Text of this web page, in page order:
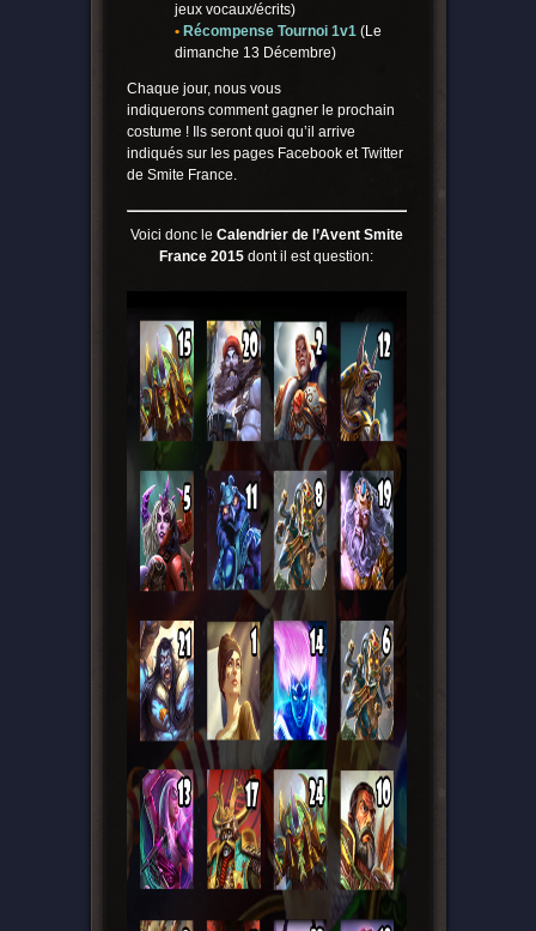
jeux vocaux/écrits)
• Récompense Tournoi 1v1 (Le
dimanche 13 Décembre)
Chaque jour, nous vous
indiquerons comment gagner le prochain
costume ! Ils seront quoi qu’il arrive
indiqués sur les pages Facebook et Twitter
de Smite France.
Voici donc le Calendrier de l’Avent Smite
France 2015 dont il est question: